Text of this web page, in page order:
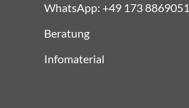
WhatsApp: +49 173 8869051
Beratung
Infomaterial